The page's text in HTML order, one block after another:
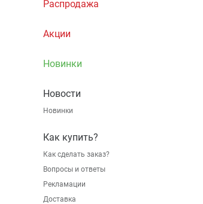
Распродажа
Акции
Новинки
Новости
Новинки
Как купить?
Как сделать заказ?
Вопросы и ответы
Рекламации
Доставка